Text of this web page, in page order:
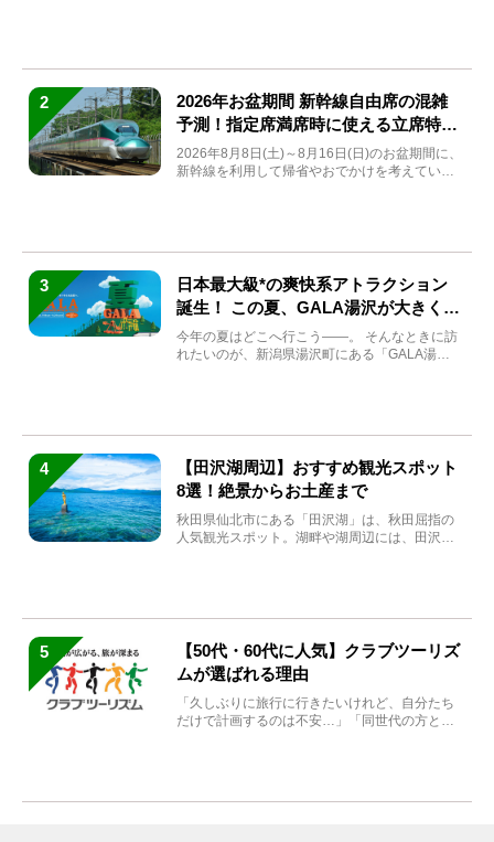
2
2026年お盆期間 新幹線自由席の混雑
予測！指定席満席時に使える立席特急
券も解説
2026年8月8日(土)～8月16日(日)のお盆期間に、
新幹線を利用して帰省やおでかけを考えている
3
日本最大級*の爽快系アトラクション
誕生！ この夏、GALA湯沢が大きく生
まれ変わる
今年の夏はどこへ行こう――。 そんなときに訪
れたいのが、新潟県湯沢町にある「GALA湯
4
【田沢湖周辺】おすすめ観光スポット
8選！絶景からお土産まで
秋田県仙北市にある「田沢湖」は、秋田屈指の
人気観光スポット。湖畔や湖周辺には、田沢湖
5
【50代・60代に人気】クラブツーリズ
ムが選ばれる理由
「久しぶりに旅行に行きたいけれど、自分たち
だけで計画するのは不安…」「同世代の方と気